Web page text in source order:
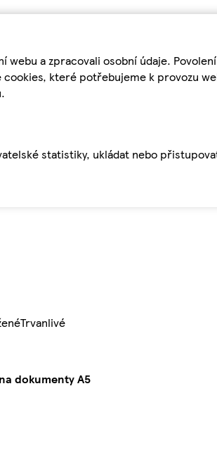
a zpracovali osobní údaje.
které potřebujeme k provozu
statistiky, ukládat nebo
Trvanlivé
dokumenty A5